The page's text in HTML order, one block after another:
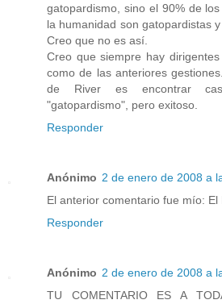
gatopardismo, sino el 90% de
la humanidad son gatopardistas
Creo que no es así.
Creo que siempre hay
como de las anteriores
de River es encontrar
"gatopardismo", pero exitoso.
Responder
Anónimo 2 de enero de 2008 a
El anterior comentario fue mío: El
Responder
Anónimo 2 de enero de 2008 a
TU COMENTARIO ES A